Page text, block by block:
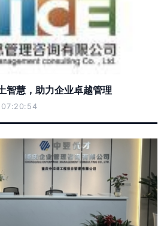
智慧，助力企业卓越管理